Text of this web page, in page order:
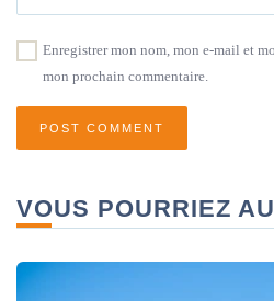
Enregistrer mon nom, mon e-mail et
mon prochain commentaire.
VOUS POURRIEZ